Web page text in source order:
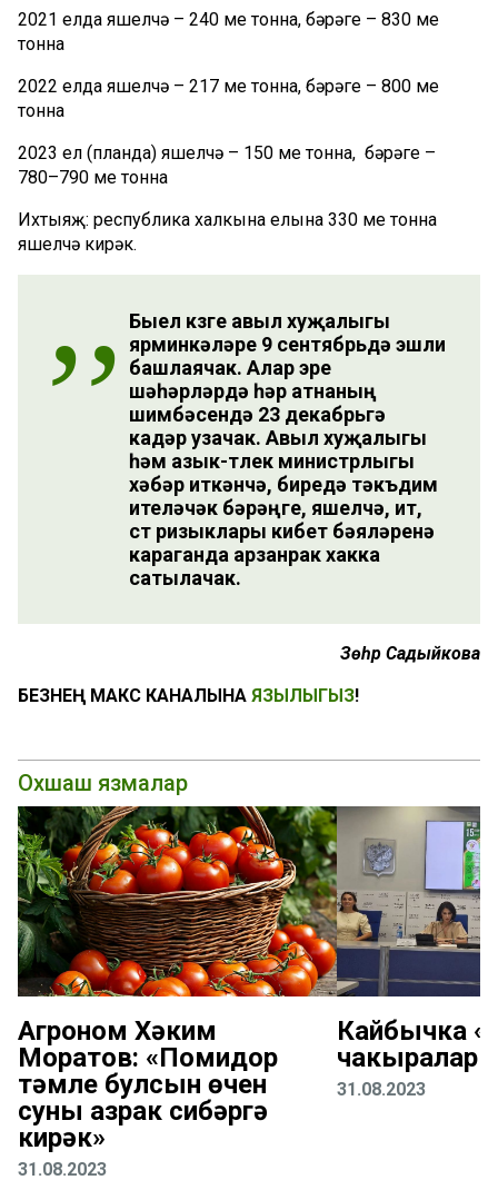
2021 елда яшелчә – 240 мең тонна, бәрәңге – 830 мең
тонна
2022 елда яшелчә – 217 мең тонна, бәрәңге – 800 мең
тонна
2023 ел (планда) яшелчә – 150 мең тонна, бәрәңге –
780–790 мең тонна
Ихтыяҗ: республика халкына елына 330 мең тонна
яшелчә кирәк.
Быел көзге авыл хуҗалыгы
ярминкәләре 9 сентябрьдә эшли
башлаячак. Алар эре
шәһәрләрдә һәр атнаның
шимбәсендә 23 декабрьгә
кадәр узачак. Авыл хуҗалыгы
һәм азык-төлек министрлыгы
хәбәр иткәнчә, биредә тәкъдим
ителәчәк бәрәңге, яшелчә, ит,
сөт ризыклары кибет бәяләренә
караганда арзанрак хакка
сатылачак.
Зөһрә Садыйкова
БЕЗНЕҢ МАКС КАНАЛЫНА ЯЗЫЛЫГЫЗ!
Охшаш язмалар
Агроном Хәким
Моратов: «Помидор
тәмле булсын өчен
суны азрак сибәргә
кирәк»
31.08.2023
Кайбычка
чакыралар
31.08.2023